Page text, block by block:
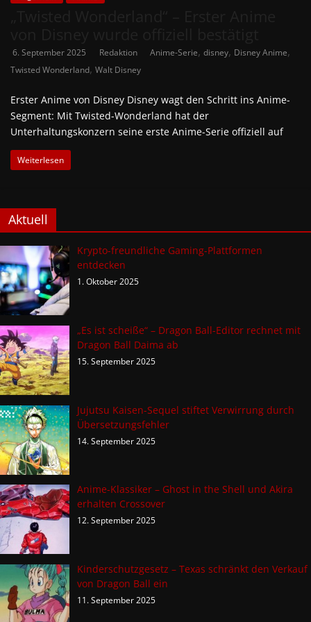
6. September 2025 Redaktion Anime-Serie, disney, Disney Anime,
Twisted Wonderland, Walt Disney
Erster Anime von Disney Disney wagt den Schritt ins Anime-
Segment: Mit Twisted-Wonderland hat der
Unterhaltungskonzern seine erste Anime-Serie offiziell auf
Weiterlesen
Aktuell
Krypto-freundliche Gaming-Plattformen
entdecken
1. Oktober 2025
„Es ist scheiße“ – Dragon Ball-Editor rechnet mit
Dragon Ball Daima ab
15. September 2025
Jujutsu Kaisen-Sequel stiftet Verwirrung durch
Übersetzungsfehler
14. September 2025
Anime-Klassiker – Ghost in the Shell und Akira
erhalten Crossover
12. September 2025
Kinderschutzgesetz – Texas schränkt den Verkauf
von Dragon Ball ein
11. September 2025